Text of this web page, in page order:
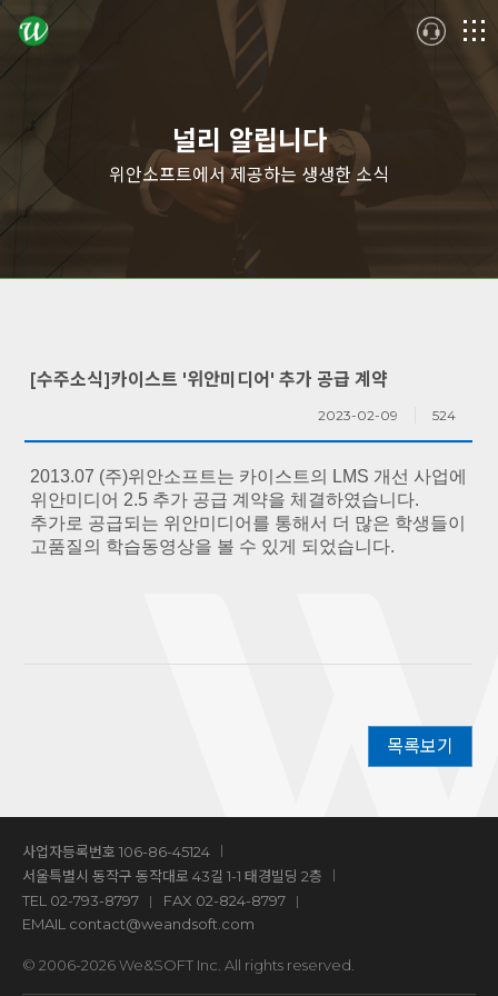
logo
널리 알립니다
위안소프트에서 제공하는 생생한 소식
[수주소식]카이스트 '위안미디어' 추가 공급 계약
2023-02-09 524
2013.07 (주)위안소프트는 카이스트의 LMS 개선 사업에
위안미디어 2.5 추가 공급 계약을 체결하였습니다.
추가로 공급되는 위안미디어를 통해서 더 많은 학생들이
고품질의 학습동영상을 볼 수 있게 되었습니다.
목록보기
사업자등록번호 106-86-45124
서울특별시 동작구 동작대로 43길 1-1 태경빌딩 2층
TEL 02-793-8797
FAX 02-824-8797
EMAIL contact@weandsoft.com
© 2006-2026 We&SOFT Inc. All rights reserved.